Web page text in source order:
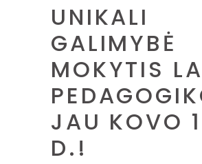
UNIKALI
GALIMYBĖ
MOKYTIS
JAU KOVO
D.!